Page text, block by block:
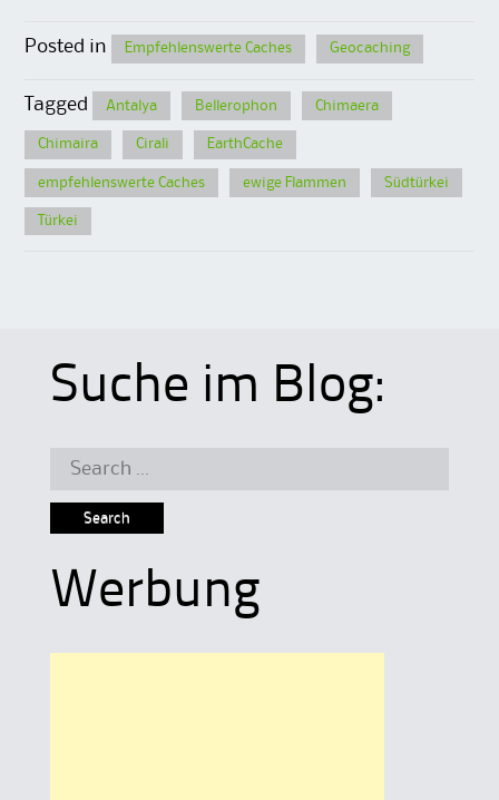
Posted in Empfehlenswerte Caches Geocaching
Tagged Antalya Bellerophon Chimaera
Chimaira Cirali EarthCache
empfehlenswerte Caches ewige Flammen Südtürkei
Türkei
Suche im Blog:
Search
Werbung